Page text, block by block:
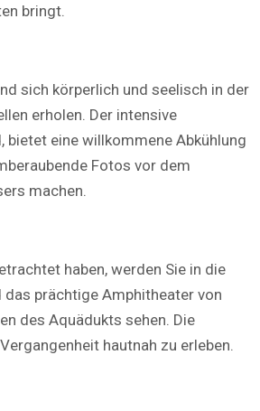
bringt.
sich körperlich und seelisch in der
erholen. Der intensive
eine willkommene Abkühlung
Fotos vor dem
machen.
haben, werden Sie in die
prächtige Amphitheater von
des Aquädukts sehen. Die
hautnah zu erleben.